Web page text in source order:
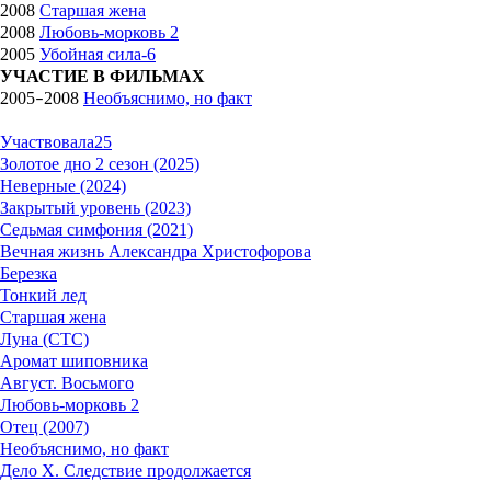
2008 Старшая жена
2008 Любовь-морковь 2
2005 Убойная сила-6
УЧАСТИЕ В ФИЛЬМАХ
2005–2008 Необъяснимо, но факт
Участвовала25
Золотое дно 2 сезон (2025)
Неверные (2024)
Закрытый уровень (2023)
Седьмая симфония (2021)
Вечная жизнь Александра Христофорова
Березка
Тонкий лед
Старшая жена
Луна (СТС)
Аромат шиповника
Август. Восьмого
Любовь-морковь 2
Отец (2007)
Необъяснимо, но факт
Дело Х. Следствие продолжается